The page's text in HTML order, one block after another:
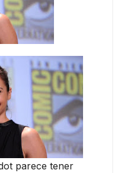
parece tener